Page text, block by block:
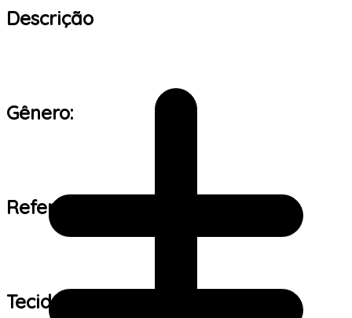
Descrição
Gênero:
Referência de tamanho:
Tecido: